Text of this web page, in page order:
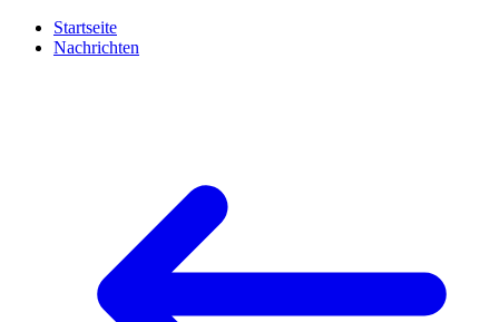
Startseite
Nachrichten